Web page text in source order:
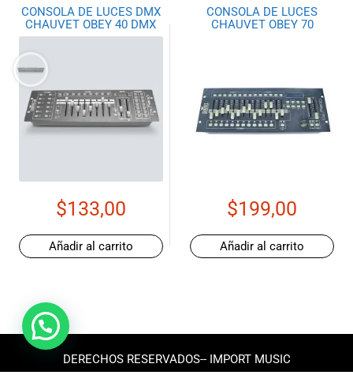
CONSOLA DE LUCES DMX
CHAUVET OBEY 40 DMX
$133,00
Añadir al carrito
CONSOLA DE LUCES
CHAUVET OBEY 70
$199,00
Añadir al carrito
DERECHOS RESERVADOS-- IMPORT MUSIC